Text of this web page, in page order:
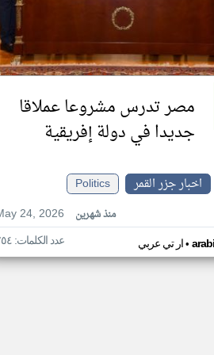
مصر تدرس مشروعا عملاقا
جديدا في دولة إفريقية
اخبار جزر القمر
Politics
24, 2026
منذ شهرين
ار تي عربي• عدد الكلمات: ٢٥٤